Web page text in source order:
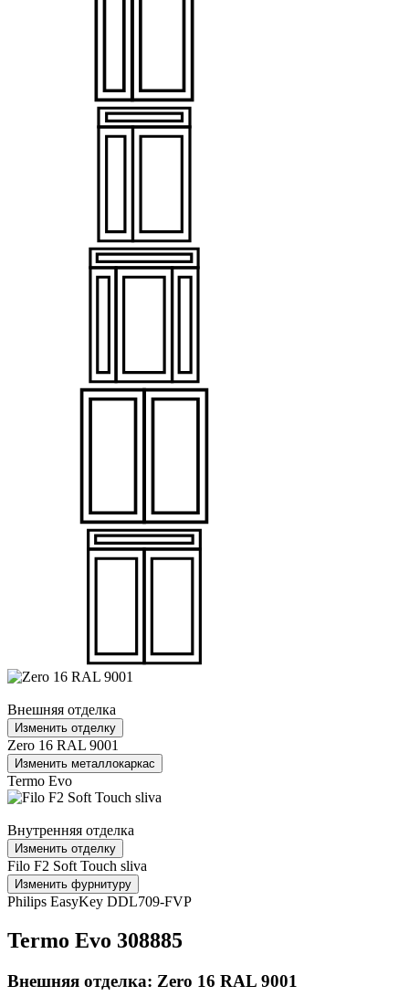
Внешняя отделка
Изменить отделку
Zero 16 RAL 9001
Изменить металлокаркас
Termo Evo
Внутренняя отделка
Изменить отделку
Filo F2 Soft Touch sliva
Изменить фурнитуру
Philips EasyKey DDL709-FVP
Termo Evo 308885
Внешняя отделка: Zero 16 RAL 9001